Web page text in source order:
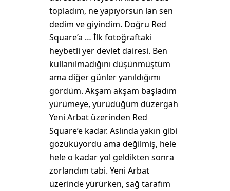
topladım, ne yapıyorsun lan sen
dedim ve giyindim. Doğru Red
Square’a … İlk fotoğraftaki
heybetli yer devlet dairesi. Ben
kullanılmadığını düşünmüştüm
ama diğer günler yanıldığımı
gördüm. Akşam akşam başladım
yürümeye, yürüdüğüm düzergah
Yeni Arbat üzerinden Red
Square’e kadar. Aslında yakın gibi
gözüküyordu ama değilmiş, hele
hele o kadar yol geldikten sonra
zorlandım tabi. Yeni Arbat
üzerinde yürürken, sağ tarafım